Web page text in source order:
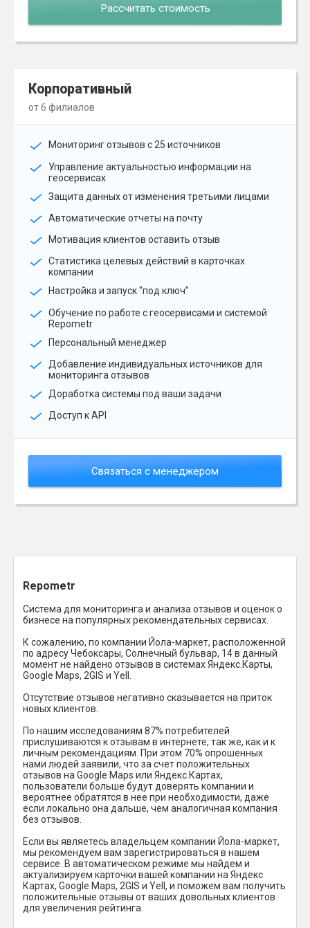
Рассчитать стоимость
Корпоративный
от 6 филиалов
Мониторинг отзывов с 25 источников
Управление актуальностью информации на
геосервисах
Защита данных от изменения третьими лицами
Автоматические отчеты на почту
Мотивация клиентов оставить отзыв
Статистика целевых действий в карточках
компании
Настройка и запуск "под ключ"
Обучение по работе с геосервисами и системой
Repometr
Персональный менеджер
Добавление индивидуальных источников для
мониторинга отзывов
Доработка системы под ваши задачи
Доступ к API
Связаться с менеджером
Repometr
Система для мониторинга и анализа отзывов и оценок о
бизнесе на популярных рекомендательных сервисах.
К сожалению, по компании Йола-маркет, расположенной
по адресу Чебоксары, Солнечный бульвар, 14 в данный
момент не найдено отзывов в системах Яндекс.Карты,
Google Maps, 2GIS и Yell.
Отсутствие отзывов негативно сказывается на приток
новых клиентов.
По нашим исследованиям 87% потребителей
прислушиваются к отзывам в интернете, так же, как и к
личным рекомендациям. При этом 70% опрошенных
нами людей заявили, что за счет положительных
отзывов на Google Maps или Яндекс.Картах,
пользователи больше будут доверять компании и
вероятнее обратятся в нее при необходимости, даже
если локально она дальше, чем аналогичная компания
без отзывов.
Если вы являетесь владельцем компании Йола-маркет,
мы рекомендуем вам зарегистрироваться в нашем
сервисе. В автоматическом режиме мы найдем и
актуализируем карточки вашей компании на Яндекс
Картах, Google Maps, 2GIS и Yell, и поможем вам получить
положительные отзывы от ваших довольных клиентов
для увеличения рейтинга.